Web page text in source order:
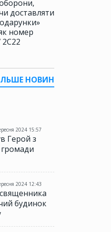
доставляти
номер
2С22
НОВИН
2024 15:57
Герой з
2024 12:43
будинок